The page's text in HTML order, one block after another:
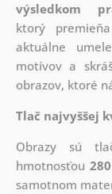
výsledkom
ktorý
aktuálne
motívov a
obrazov, ktoré
Tlač najvyššej
Obrazy sú
hmotnosťou
samotnom